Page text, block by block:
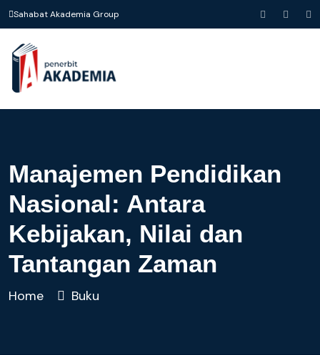
Sahabat Akademia Group
Manajemen Pendidikan
Nasional: Antara
Kebijakan, Nilai dan
Tantangan Zaman
Home Buku